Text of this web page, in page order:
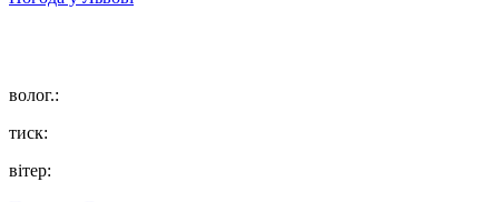
волог.:
тиск:
вітер: